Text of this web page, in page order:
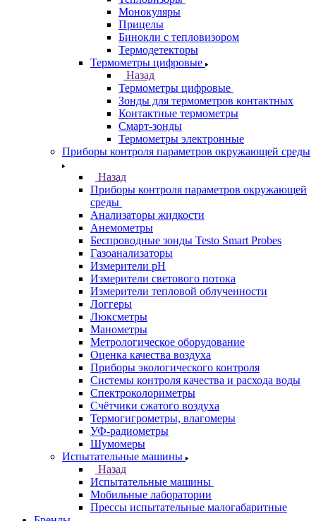
Монокуляры
Прицелы
Бинокли с тепловизором
Термодетекторы
Термометры цифровые
Назад
Термометры цифровые
Зонды для термометров контактных
Контактные термометры
Смарт-зонды
Термометры электронные
Приборы контроля параметров окружающей среды
Назад
Приборы контроля параметров окружающей
среды
Анализаторы жидкости
Анемометры
Беспроводные зонды Testo Smart Probes
Газоанализаторы
Измерители pH
Измерители светового потока
Измерители тепловой облученности
Логгеры
Люксметры
Манометры
Метрологическое оборудование
Оценка качества воздуха
Приборы экологического контроля
Системы контроля качества и расхода воды
Спектроколориметры
Счётчики сжатого воздуха
Термогигрометры, влагомеры
УФ-радиометры
Шумомеры
Испытательные машины
Назад
Испытательные машины
Мобильные лаборатории
Прессы испытательные малогабаритные